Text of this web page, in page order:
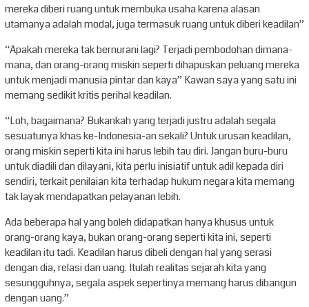
mereka diberi ruang untuk membuka usaha karena alasan
utamanya adalah modal, juga termasuk ruang untuk diberi keadilan”
“Apakah mereka tak bernurani lagi? Terjadi pembodohan dimana-
mana, dan orang-orang miskin seperti dihapuskan peluang mereka
untuk menjadi manusia pintar dan kaya” Kawan saya yang satu ini
memang sedikit kritis perihal keadilan.
“Loh, bagaimana? Bukankah yang terjadi justru adalah segala
sesuatunya khas ke-Indonesia-an sekali? Untuk urusan keadilan,
orang miskin seperti kita ini harus lebih tau diri. Jangan buru-buru
untuk diadili dan dilayani, kita perlu inisiatif untuk adil kepada diri
sendiri, terkait penilaian kita terhadap hukum negara kita memang
tak layak mendapatkan pelayanan lebih.
Ada beberapa hal yang boleh didapatkan hanya khusus untuk
orang-orang kaya, bukan orang-orang seperti kita ini, seperti
keadilan itu tadi. Keadilan harus dibeli dengan hal yang serasi
dengan dia, relasi dan uang. Itulah realitas sejarah kita yang
sesungguhnya, segala aspek sepertinya memang harus dibangun
dengan uang.”